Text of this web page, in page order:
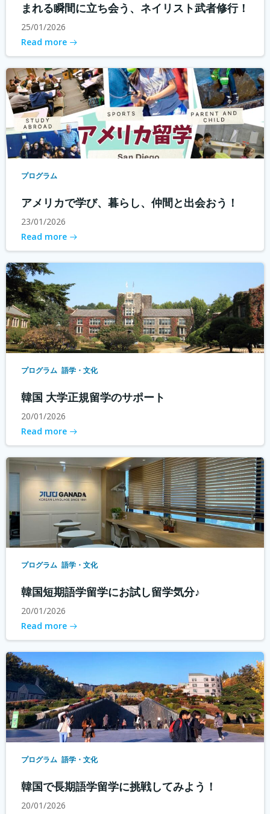
まれる瞬間に立ち会う、ネイリスト武者修行！
25/01/2026
Read more
プログラム
アメリカで学び、暮らし、仲間と出会おう！
23/01/2026
Read more
プログラム 語学・文化
韓国 大学正規留学のサポート
20/01/2026
Read more
プログラム 語学・文化
韓国短期語学留学にお試し留学気分♪
20/01/2026
Read more
プログラム 語学・文化
韓国で長期語学留学に挑戦してみよう！
20/01/2026